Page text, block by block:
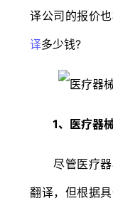
译公司的报价
译多少钱?
1、医疗器
尽管医疗器
翻译，但根据